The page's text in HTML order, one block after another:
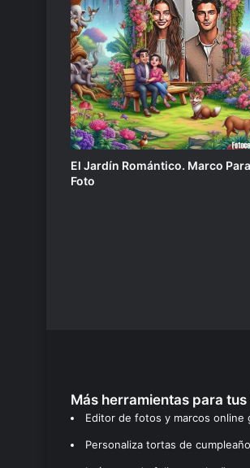
El Jardín Romántico. Marco Para
Foto
Más herramientas para
Editor de fotos y marcos
Personaliza tortas de